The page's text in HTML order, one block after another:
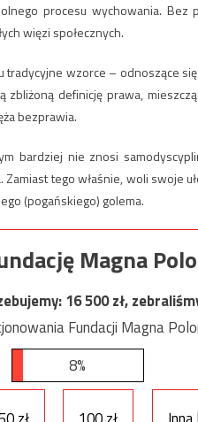
procesu wychowania.
więzi społecznych.
tradycyjne wzorce – odnoszące
definicję prawa,
bezprawia.
bardziej nie znosi
tego właśnie, woli swoje
(pogańskiego) golema.
Magna
16 500zł,
Fundacji Magna
8%